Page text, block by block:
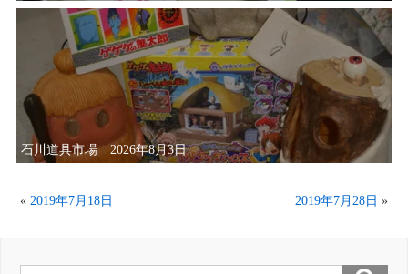
石川道具市場 2026年8月3日
«2019年7月18日 2019年7月28日 »